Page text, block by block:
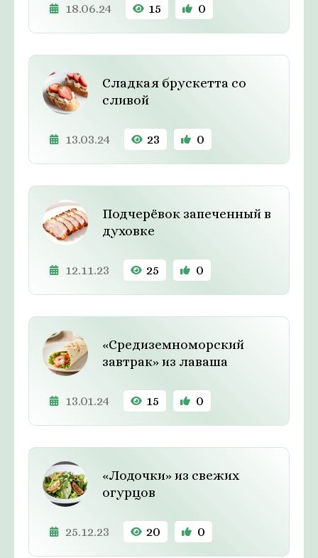
18.06.24 15 0
Сладкая брускетта со
сливой
13.03.24 23 0
Подчерёвок запеченный в
духовке
12.11.23 25 0
«Средиземноморский
завтрак» из лаваша
13.01.24 15 0
«Лодочки» из свежих
огурцов
25.12.23 20 0